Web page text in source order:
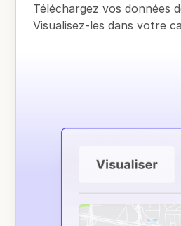
Téléchargez vos données
Visualisez-les dans votre